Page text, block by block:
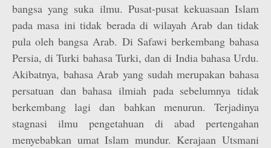
bangsa yang suka ilmu. Pusat-pusat kekuasaan Islam
pada masa ini tidak berada di wilayah Arab dan tidak
pula oleh bangsa Arab. Di Safawi berkembang bahasa
Persia, di Turki bahasa Turki, dan di India bahasa Urdu.
Akibatnya, bahasa Arab yang sudah merupakan bahasa
persatuan dan bahasa ilmiah pada sebelumnya tidak
berkembang lagi dan bahkan menurun. Terjadinya
stagnasi ilmu pengetahuan di abad pertengahan
menyebabkan umat Islam mundur. Kerajaan Utsmani